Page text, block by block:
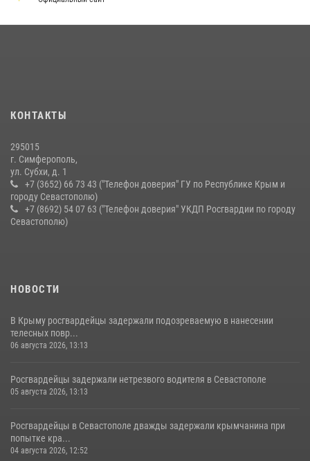
краже из супермаркета
10 июля 2026, 15:10
КОНТАКТЫ
295015
г. Симферополь,
ул. Субхи, д. 1
+7 (3652) 66 73 43 ("Телефон доверия" ГУ по Республике Крым и
городу Севастополю)
+7 (8692) 54 07 63 ("Телефон доверия" УКДП Росгвардии по городу
Севастополю)
НОВОСТИ
В Крыму росгвардейцы задержали подозреваемую в нанесении
телесных повр...
06 августа 2026, 13:13
Росгвардейцы задержали нетрезвого водителя в Севастополе
05 августа 2026, 13:13
Росгвардейцы в Севастополе дважды задержали крымчанина при
попытке кра...
04 августа 2026, 12:52